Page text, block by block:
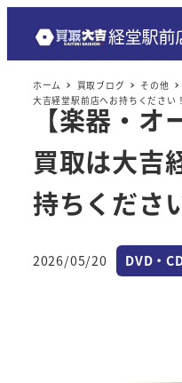
ホーム 買取ブログ その他
大吉経堂駅前店へお持ちください
【楽器・
買取は大吉
持ちくださ
投稿日
2026/05/20 カテゴリ
DVD・